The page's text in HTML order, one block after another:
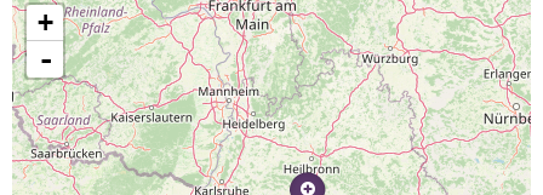
+
-